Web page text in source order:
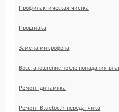
Профилактическая чистка
Прошивка
Замена микрофона
Восстановление после попадания
Ремонт динамика
Ремонт Bluetooth передатчика